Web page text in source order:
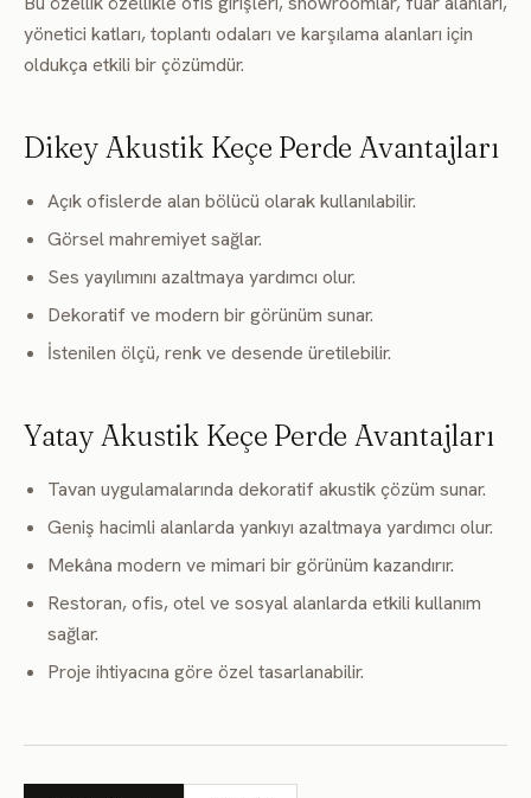
yönetici katları, toplantı odaları ve karşılama alanları için
oldukça etkili bir çözümdür.
Dikey Akustik Keçe Perde Avantajları
Açık ofislerde alan bölücü olarak kullanılabilir.
Görsel mahremiyet sağlar.
Ses yayılımını azaltmaya yardımcı olur.
Dekoratif ve modern bir görünüm sunar.
İstenilen ölçü, renk ve desende üretilebilir.
Yatay Akustik Keçe Perde Avantajları
Tavan uygulamalarında dekoratif akustik çözüm sunar.
Geniş hacimli alanlarda yankıyı azaltmaya yardımcı olur.
Mekâna modern ve mimari bir görünüm kazandırır.
Restoran, ofis, otel ve sosyal alanlarda etkili kullanım
sağlar.
Proje ihtiyacına göre özel tasarlanabilir.